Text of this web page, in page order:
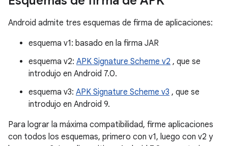
Android admite tres esquemas de firma de aplicaciones:
esquema v1: basado en la firma JAR
esquema v2: APK Signature Scheme v2 , que se
introdujo en Android 7.0.
esquema v3: APK Signature Scheme v3 , que se
introdujo en Android 9.
Para lograr la máxima compatibilidad, firme aplicaciones
con todos los esquemas, primero con v1, luego con v2 y